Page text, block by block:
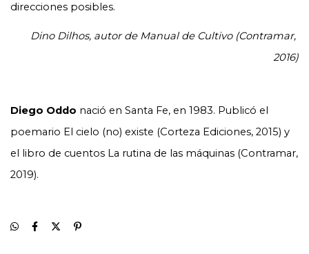
direcciones posibles.
Dino Dilhos, autor de Manual de Cultivo (Contramar,
2016)
Diego Oddo nació en Santa Fe, en 1983. Publicó el
poemario El cielo (no) existe (Corteza Ediciones, 2015) y
el libro de cuentos La rutina de las máquinas (Contramar,
2019).